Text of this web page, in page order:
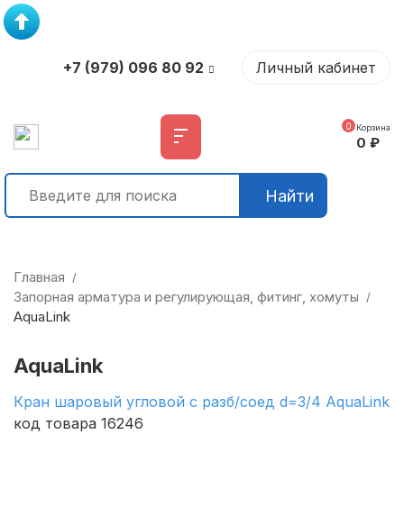
+7 (979) 096 80 92 Личный кабинет
Найти
0 Корзина
0 ₽
Главная /
Запорная арматура и регулирующая, фитинг, хомуты /
AquaLink
AquaLink
Кран шаровый угловой с разб/соед d=3/4 AquaLink
код товара 16246